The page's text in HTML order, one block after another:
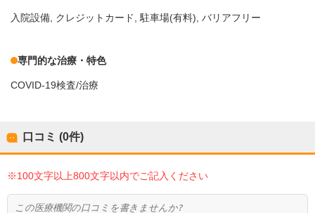
入院設備 クレジットカード 駐車場(有料) バリアフリー
専門的な治療・特色
COVID-19検査/治療
口コミ (0件)
※100文字以上800文字以内でご記入ください